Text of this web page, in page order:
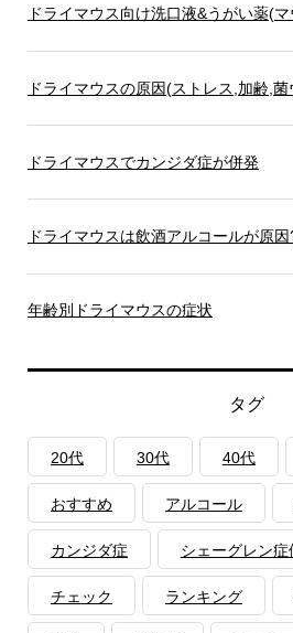
ドライマウス向け洗口液&うがい薬(
ドライマウスの原因(ストレス,加齢,
ドライマウスでカンジダ症が併発
ドライマウスは飲酒アルコールが原因
年齢別ドライマウスの症状
タグ
20代 30代 40代
おすすめ アルコール
カンジダ症 シェーグレン症
チェック ランキング